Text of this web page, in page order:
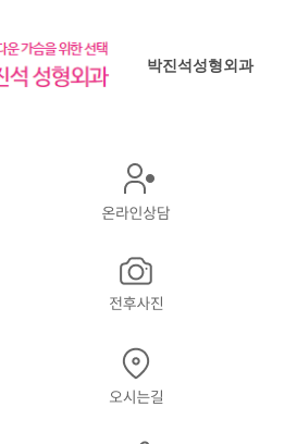
박진석성형외과